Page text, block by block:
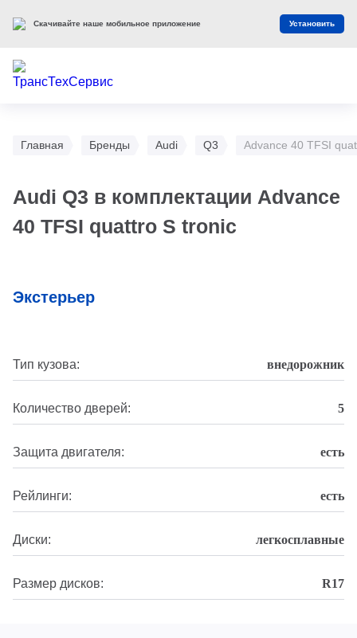
Главная Бренды Audi Q3 Advance 40 TFSI
Audi Q3 в комплектации Advance
40 TFSI quattro S tronic
Экстерьер
Тип кузова: внедорожник
Количество дверей: 5
Защита двигателя: есть
Рейлинги: есть
Диски: легкосплавные
Размер дисков: R17
Скачивайте наше мобильное приложение Установить